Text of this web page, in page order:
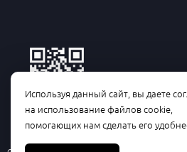
Используя данный сайт, вы даете
на использование файлов cookie,
помогающих нам сделать его